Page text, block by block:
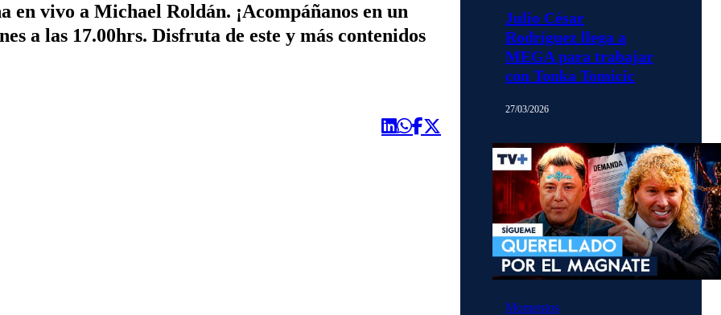
en vivo a Michael Roldán. ¡Acompáñanos en un
a las 17.00hrs. Disfruta de este y más contenidos
Julio César
Rodríguez llega a
MEGA para trabajar
con Tonka Tomicic
27/03/2026
Momentos